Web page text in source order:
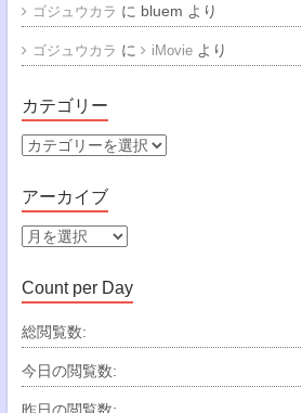
ゴジュウカラ に bluem より
ゴジュウカラ に iMovieより
カテゴリー
カ
ゴ
リ
ー
アーカイブ
ア
カ
イ
ブ
Count per Day
総閲覧数:
今日の閲覧数:
昨日の閲覧数: